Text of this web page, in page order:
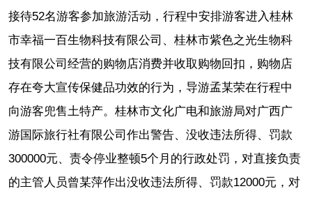
接待52名游客参加旅游活动，行程中安排游客进入桂林
市幸福一百生物科技有限公司、桂林市紫色之光生物科
技有限公司经营的购物店消费并收取购物回扣，购物店
存在夸大宣传保健品功效的行为，导游孟某荣在行程中
向游客兜售土特产。桂林市文化广电和旅游局对广西广
游国际旅行社有限公司作出警告、没收违法所得、罚款
300000元、责令停业整顿5个月的行政处罚，对直接负责
的主管人员曾某萍作出没收违法所得、罚款12000元，对